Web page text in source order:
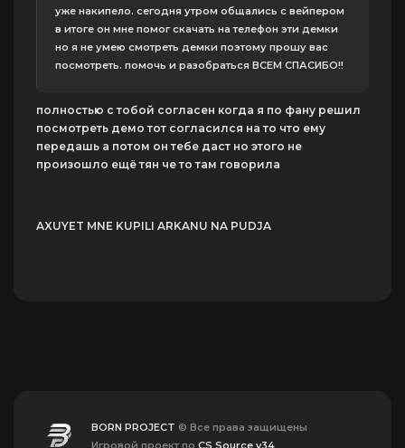
уже накипело. сегодня утром общались с вейпером
в итоге он мне помог скачать на телефон эти демки
но я не умею смотреть демки поэтому прошу вас
посмотреть. помочь и разобраться ВСЕМ СПАСИБО!!
полностью с тобой согласен когда я по фану решил
посмотреть демо тот согласился на то что ему
передашь а потом он тебе даст но этого не
произошло ещё тян че то там говорила
AXUYET MNE KUPILI ARKANU NA PUDJA
BORN PROJECT © Все права защищены
Игровой проект по CS Source v34